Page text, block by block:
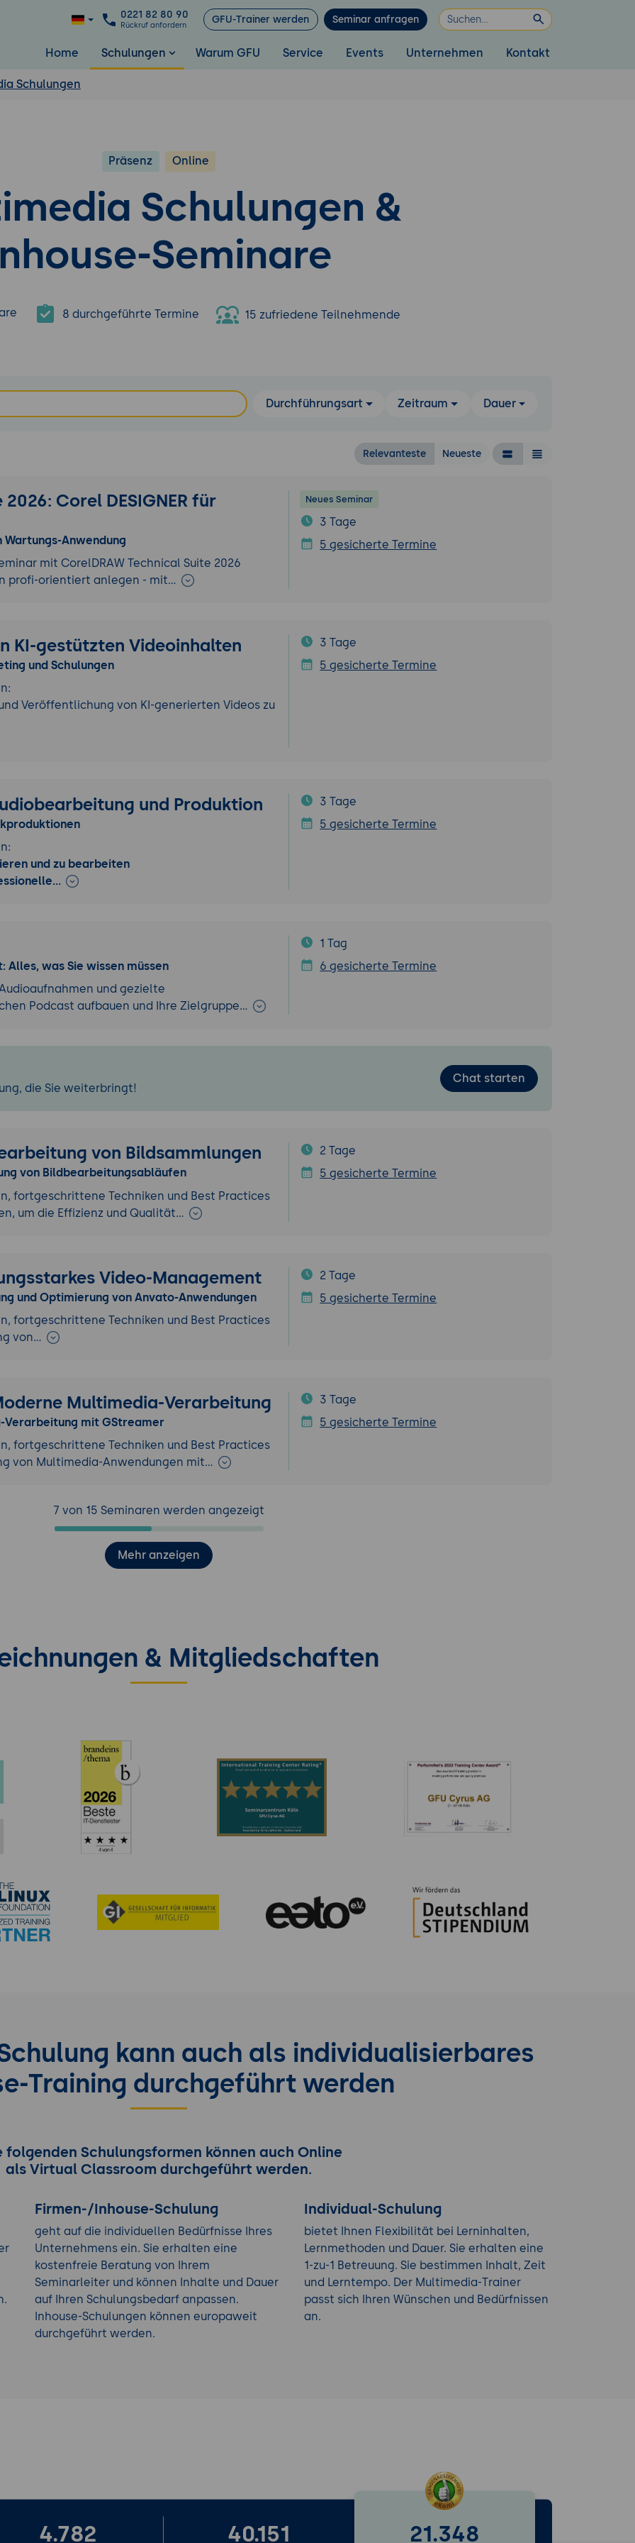
0221 82 80 90
Rückruf anfordern GFU-Trainer werden Seminar anfragen
Home Schulungen Warum GFU Service Events Unternehmen Kontakt
Schulungen
Präsenz Online
Schulungen &
Seminare
8 durchgeführte Termine 15 zufriedene Teilnehmende
Durchführungsart Zeitraum Dauer
Relevanteste Neueste
Corel DESIGNER für
Wartungs-Anwendung
mit CorelDRAW Technical Suite 2026
profi-orientiert anlegen - mit…
Neues Seminar
3 Tage
5 gesicherte Termine
KI-gestützten Videoinhalten
und Schulungen
Veröffentlichung von KI-generierten Videos zu
3 Tage
5 gesicherte Termine
und Produktion
und zu bearbeiten
3 Tage
5 gesicherte Termine
was Sie wissen müssen
und gezielte
Podcast aufbauen und Ihre Zielgruppe…
1 Tag
6 gesicherte Termine
die Sie weiterbringt!
Chat starten
von Bildsammlungen
von Bildbearbeitungsabläufen
fortgeschrittene Techniken und Best Practices
um die Effizienz und Qualität…
2 Tage
5 gesicherte Termine
Video-Management
und Optimierung von Anvato-Anwendungen
fortgeschrittene Techniken und Best Practices
von…
2 Tage
5 gesicherte Termine
Multimedia-Verarbeitung
Verarbeitung mit GStreamer
fortgeschrittene Techniken und Best Practices
von Multimedia-Anwendungen mit…
3 Tage
5 gesicherte Termine
7 von 15 Seminaren werden angezeigt
Mehr anzeigen
& Mitgliedschaften
kann auch als individualisierbares
Training durchgeführt werden
folgenden Schulungsformen können auch Online
als Virtual Classroom durchgeführt werden.
Firmen-/Inhouse-Schulung
geht auf die individuellen Bedürfnisse Ihres
Unternehmens ein. Sie erhalten eine
kostenfreie Beratung von Ihrem
Seminarleiter und können Inhalte und Dauer
auf Ihren Schulungsbedarf anpassen.
Inhouse-Schulungen können europaweit
durchgeführt werden.
Individual-Schulung
bietet Ihnen Flexibilität bei Lerninhalten,
Lernmethoden und Dauer. Sie erhalten eine
1-zu-1 Betreuung. Sie bestimmen Inhalt, Zeit
und Lerntempo. Der Multimedia-Trainer
passt sich Ihren Wünschen und Bedürfnissen
an.
4.782 40.151 21.348